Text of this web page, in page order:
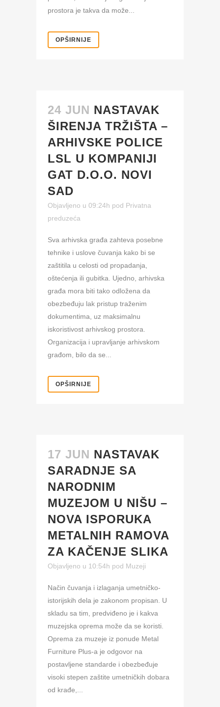
prostora je takva da može...
OPŠIRNIJE
24 JUN NASTAVAK
ŠIRENJA TRŽIŠTA –
ARHIVSKE POLICE
LSL U KOMPANIJI
GAT D.O.O. NOVI
SAD
Objavljeno u 09:24h pod Privatna
preduzeća
Sva arhivska građa zahteva posebne
tehnike i uslove čuvanja kako bi se
zaštitila u celosti od propadanja,
oštećenja ili gubitka. Ujedno, arhivska
građa mora biti tako odložena da
obezbeđuju lak pristup traženim
dokumentima, uz maksimalnu
iskoristivost arhivskog prostora.
Organizacija i upravljanje arhivskom
građom, bilo da se...
OPŠIRNIJE
17 JUN NASTAVAK
SARADNJE SA
NARODNIM
MUZEJOM U NIŠU –
NOVA ISPORUKA
METALNIH RAMOVA
ZA KAČENJE SLIKA
Objavljeno u 10:54h pod Muzeji
Način čuvanja i izlaganja umetničko-
istorijskih dela je zakonom propisan. U
skladu sa tim, predviđeno je i kakva
muzejska oprema može da se koristi.
Oprema za muzeje iz ponude Metal
Furniture Plus-a je odgovor na
postavljene standarde i obezbeđuje
visoki stepen zaštite umetničkih dobara
od krađe,...